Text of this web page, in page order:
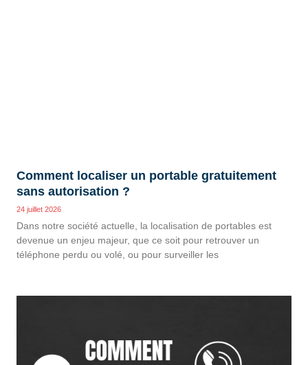
Comment localiser un portable gratuitement
sans autorisation ?
24 juillet 2026
Dans notre société actuelle, la localisation de portables est
devenue un enjeu majeur, que ce soit pour retrouver un
téléphone perdu ou volé, ou pour surveiller les